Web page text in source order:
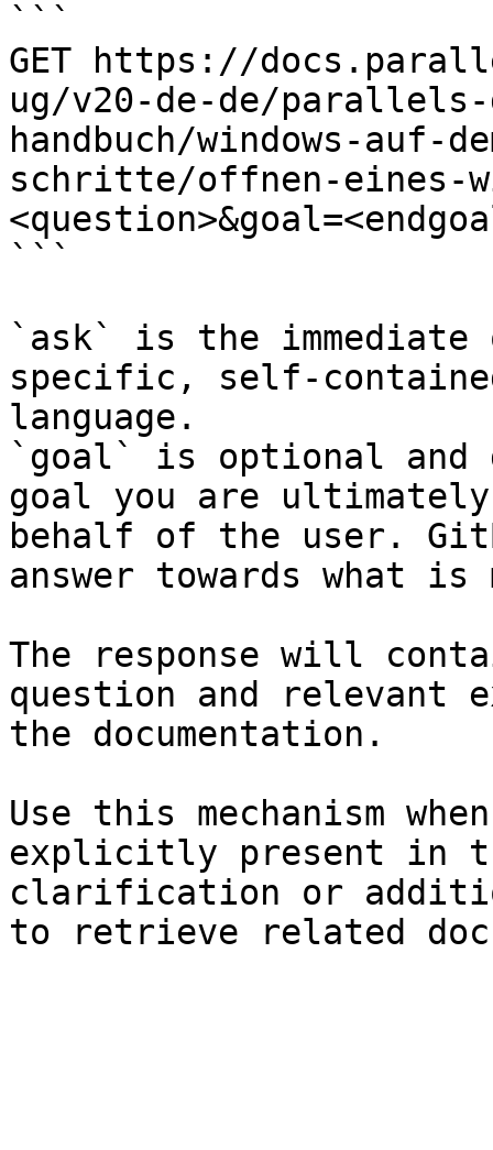
```
GET https://
ug/v20-de-de/
handbuch/windows-auf-
schritte/offnen-eines-
```
`ask` is the
specific, self-
language.
`goal` is optional and
goal you are
behalf of the user.
answer towards what
The response will
question and relevant
the documentation.
Use this mechanism
explicitly present in
clarification or